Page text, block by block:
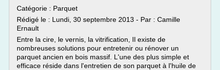
Catégorie : Parquet
Rédigé le : Lundi, 30 septembre 2013 - Par : Camille
Ernault
Entre la cire, le vernis, la vitrification, Il existe de
nombreuses solutions pour entretenir ou rénover un
parquet ancien en bois massif. L'une des plus simple et
efficace réside dans l'entretien de son parquet à l'huile de